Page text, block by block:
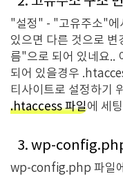
"설정" - "고유주소"에
있으면 다른 것으로 변
름"으로 되어 있네요..
되어 있을경우
티사이트로 설정하기
.htaccess 파일에 세
3. wp-
wp-config.php 파일